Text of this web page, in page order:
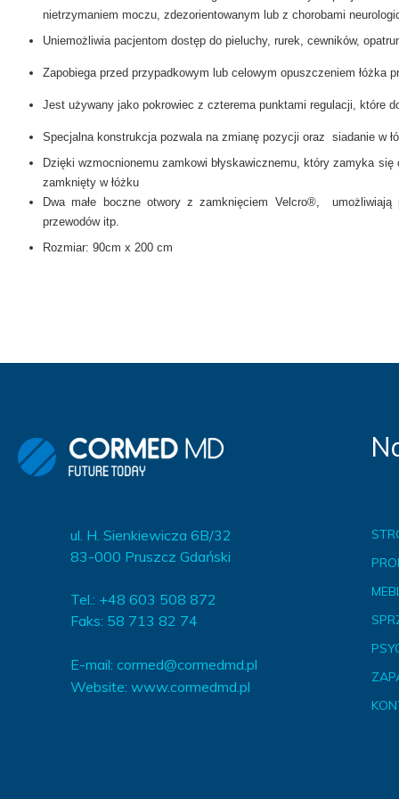
MEBLE WIĘZIENNE-en
OBUDOWA OCHRONNA TV
OSŁONA GRZEJNIKA
MEBLE WIĘZIENNE-en
ARMATURA
nietrzymaniem moczu, zdezorientowanym lub z chorobami
Uniemożliwia pacjentom dostęp do pieluchy, rurek, cewników,
Zapobiega przed przypadkowym lub celowym opuszczeniem łóżka
Jest używany jako pokrowiec z czterema punktami regulacji, które
Specjalna konstrukcja pozwala na zmianę pozycji oraz siadanie w
Dzięki wzmocnionemu zamkowi błyskawicznemu, który zamyka
zamknięty w łóżku
Dwa małe boczne otwory z zamknięciem Velcro®, umożliwiają
przewodów itp.
Rozmiar: 90cm x 200 cm
ul. H. Sienkiewicza 6B/32
83-000 Pruszcz Gdański
Tel.: +48 603 508 872
Faks: 58 713 82 74
E-mail: cormed@cormedmd.pl
Website: www.cormedmd.pl